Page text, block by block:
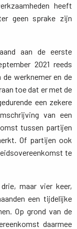
heeft
geen sprake zijn
aan de eerste
2021 reeds
werknemer en de
toe dat er met de
een zekere
van een
tussen partijen
Of partijen ook
te
maar vier keer,
een tijdelijke
Op grond van de
daarmee